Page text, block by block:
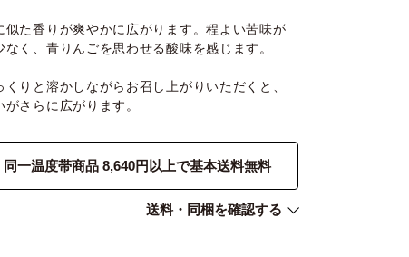
似た香りが爽やかに広がります。程よい苦味が
なく、青りんごを思わせる酸味を感じます。
くりと溶かしながらお召し上がりいただくと、
さらに広がります。
同一温度帯商品 8,640円以上で基本送料無料
送料・同梱を確認する